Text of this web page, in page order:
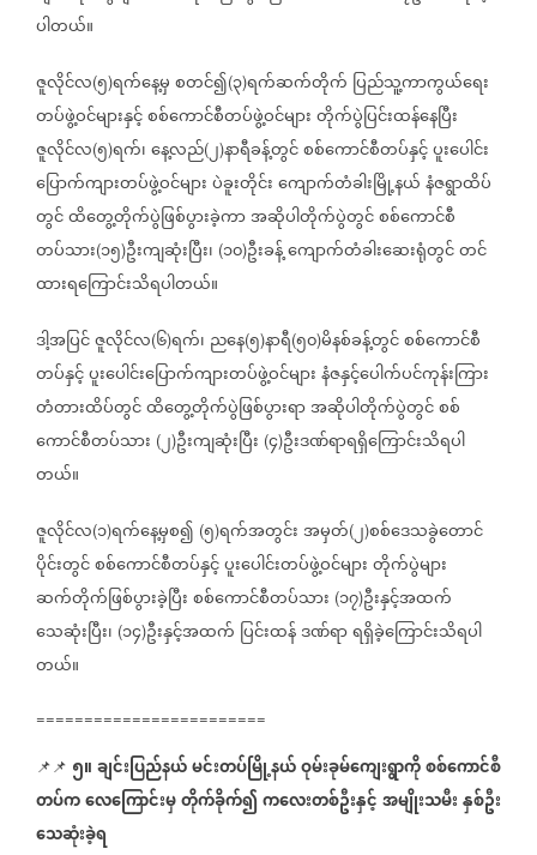
ပါတယ်။
ဇူလိုင်လ(၅)ရက်နေ့မှစတင်၍(၃)ရက်ဆက်တိုက် ပြည်သူ့ကာကွယ်ရေး
တပ်ဖွဲ့ဝင်များနှင့်စစ်ကောင်စီတပ်ဖွဲ့ဝင်များတိုက်ပွဲပြင်းထန်နေပြီး
ဇူလိုင်လ(၅)ရက်၊နေ့လည်(၂)နာရီခန့်တွင်စစ်ကောင်စီတပ်နှင့်ပူးပေါင်း
ပြောက်ကျားတပ်ဖွဲ့ဝင်များပဲခူးတိုင်းကျောက်တံခါးမြို့နယ်နံဇရွာထိပ်
တွင်ထိတွေ့တိုက်ပွဲဖြစ်ပွားခဲ့ကာအဆိုပါတိုက်ပွဲတွင်စစ်ကောင်စီ
တပ်သား(၁၅)ဦးကျဆုံးပြီး၊ (၁၀)ဦးခန့်ကျောက်တံခါးဆေးရုံတွင်တင်
ထားရကြောင်းသိရပါတယ်။
ဒါ့အပြင်ဇူလိုင်လ(၆)ရက်၊ ညနေ(၅)နာရီ(၅၀)မိနစ်ခန့်တွင်စစ်ကောင်စီ
တပ်နှင့်ပူးပေါင်းပြောက်ကျားတပ်ဖွဲ့ဝင်များနံဇနှင့်ပေါက်ပင်ကုန်းကြား
တံတားထိပ်တွင်ထိတွေ့တိုက်ပွဲဖြစ်ပွားရာအဆိုပါတိုက်ပွဲတွင်စစ်
ကောင်စီတပ်သား (၂)ဦးကျဆုံးပြီး (၄)ဦးဒဏ်ရာရရှိကြောင်းသိရပါ
တယ်။
ဇူလိုင်လ(၁)ရက်နေ့မှစ၍ (၅)ရက်အတွင်းအမှတ်(၂)စစ်ဒေသခွဲတောင်
ပိုင်းတွင်စစ်ကောင်စီတပ်နှင့်ပူးပေါင်းတပ်ဖွဲ့ဝင်များတိုက်ပွဲများ
ဆက်တိုက်ဖြစ်ပွားခဲ့ပြီးစစ်ကောင်စီတပ်သား (၁၇)ဦးနှင့်အထက်
သေဆုံးပြီး၊ (၁၄)ဦးနှင့်အထက် ပြင်းထန်ဒဏ်ရာရရှိခဲ့ကြောင်းသိရပါ
တယ်။
========================
📌📌 ၅။ချင်းပြည်နယ်မင်းတပ်မြို့နယ်ဝုမ်းခုမ်ကျေးရွာကိုစစ်ကောင်စီ
တပ်ကလေကြောင်းမှတိုက်ခိုက်၍ကလေးတစ်ဦးနှင့်အမျိုးသမီးနှစ်ဦး
သေဆုံးခဲ့ရ